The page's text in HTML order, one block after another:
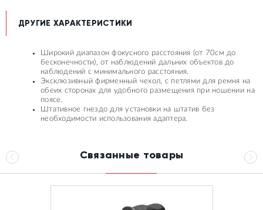
ДРУГИЕ ХАРАКТЕРИСТИКИ
Широкий диапазон фокусного расстояния (от 70см до
бесконечности), от наблюдений дальних объектов до
наблюдений с минимального расстояния.
Эксклюзивный фирменный чехол, с петлями для ремня на
обеих сторонах для удобного размещения при ношении на
поясе.
Штативное гнездо для установки на штатив без
необходимости использования адаптера.
Связанные товары